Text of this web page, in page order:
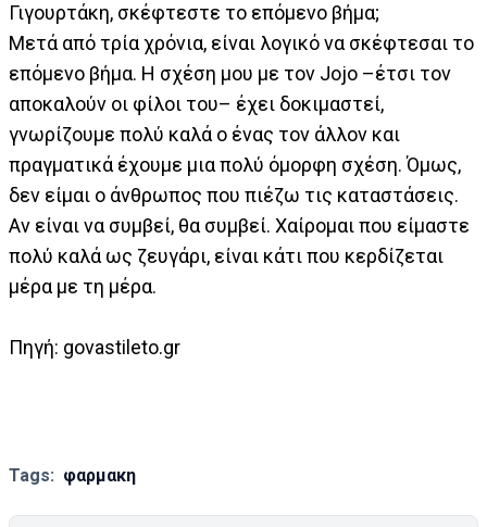
Γιγουρτάκη, σκέφτεστε το επόμενο βήμα;
Μετά από τρία χρόνια, είναι λογικό να σκέφτεσαι το
επόμενο βήμα. Η σχέση μου με τον Jojo –έτσι τον
αποκαλούν οι φίλοι του– έχει δοκιμαστεί,
γνωρίζουμε πολύ καλά ο ένας τον άλλον και
πραγματικά έχουμε μια πολύ όμορφη σχέση. Όμως,
δεν είμαι ο άνθρωπος που πιέζω τις καταστάσεις.
Αν είναι να συμβεί, θα συμβεί. Χαίρομαι που είμαστε
πολύ καλά ως ζευγάρι, είναι κάτι που κερδίζεται
μέρα με τη μέρα.
Πηγή: govastileto.gr
Tags: φαρμακη